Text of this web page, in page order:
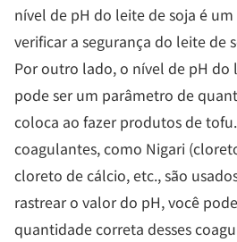
nível de pH do leite de soja é
verificar a segurança do leite de
Por outro lado, o nível de pH do
pode ser um parâmetro de
coloca ao fazer produtos de
coagulantes, como Nigari
cloreto de cálcio, etc., são
rastrear o valor do pH, você
quantidade correta desses